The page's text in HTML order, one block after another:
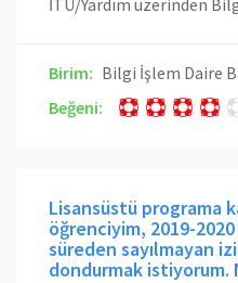
Birim: Bilgi İşlem Daire
Beğeni:
Lisansüstü programa
öğrenciyim, 2019-2020
süreden sayılmayan
dondurmak istiyorum.